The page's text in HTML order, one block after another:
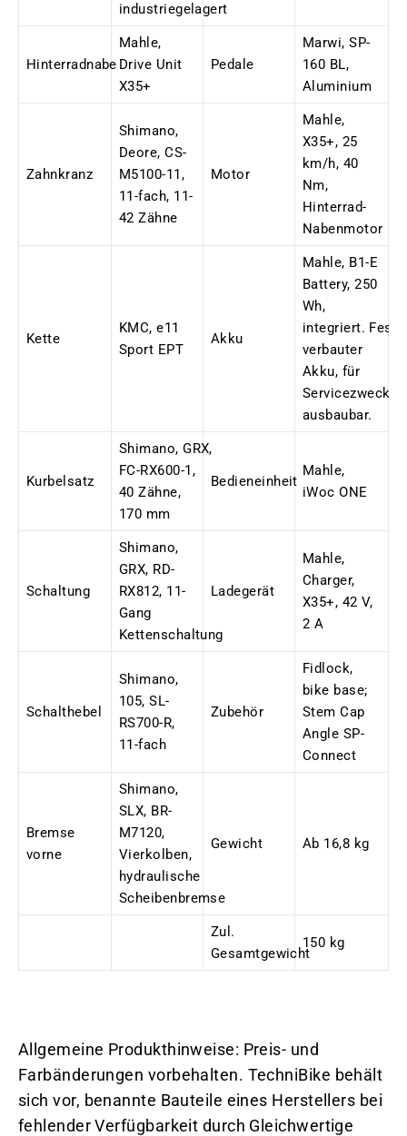
industriegelagert
Hinterradnabe
Mahle,
Drive Unit
X35+
Pedale
Marwi, SP-
160 BL,
Aluminium
Zahnkranz
Shimano,
Deore, CS-
M5100-11,
11-fach, 11-
42 Zähne
Motor
Mahle,
X35+, 25
km/h, 40
Nm,
Hinterrad-
Nabenmotor
Kette
KMC, e11
Sport EPT
Akku
Mahle, B1-E
Battery, 250
Wh,
integriert. Fest
verbauter
Akku, für
Servicezwecke
ausbaubar.
Kurbelsatz
Shimano, GRX,
FC-RX600-1,
40 Zähne,
170 mm
Bedieneinheit
Mahle,
iWoc ONE
Schaltung
Shimano,
GRX, RD-
RX812, 11-
Gang
Kettenschaltung
Ladegerät
Mahle,
Charger,
X35+, 42 V,
2 A
Schalthebel
Shimano,
105, SL-
RS700-R,
11-fach
Zubehör
Fidlock,
bike base;
Stem Cap
Angle SP-
Connect
Bremse
vorne
Shimano,
SLX, BR-
M7120,
Vierkolben,
hydraulische
Scheibenbremse
Gewicht Ab 16,8 kg
Zul.
Gesamtgewicht
150 kg
Allgemeine Produkthinweise: Preis- und
Farbänderungen vorbehalten. TechniBike behält
sich vor, benannte Bauteile eines Herstellers bei
fehlender Verfügbarkeit durch Gleichwertige